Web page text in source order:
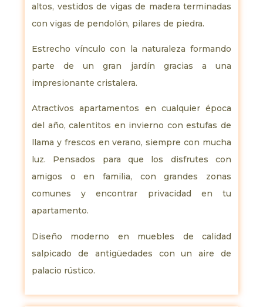
altos, vestidos de vigas de madera terminadas
con vigas de pendolón, pilares de piedra.
Estrecho vínculo con la naturaleza formando
parte de un gran jardín gracias a una
impresionante cristalera.
Atractivos apartamentos en cualquier época
del año, calentitos en invierno con estufas de
llama y frescos en verano, siempre con mucha
luz. Pensados para que los disfrutes con
amigos o en familia, con grandes zonas
comunes y encontrar privacidad en tu
apartamento.
Diseño moderno en muebles de calidad
salpicado de antigüedades con un aire de
palacio rústico.